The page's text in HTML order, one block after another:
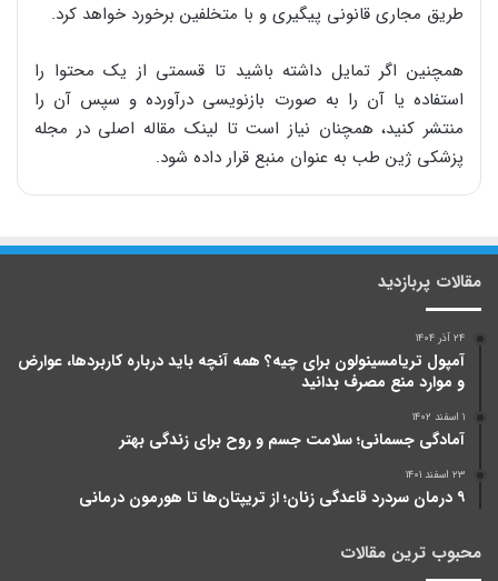
طریق مجاری قانونی پیگیری و با متخلفین برخورد خواهد کرد.
همچنین اگر تمایل داشته باشید تا قسمتی از یک محتوا را
استفاده یا آن را به صورت بازنویسی درآورده و سپس آن را
منتشر کنید، همچنان نیاز است تا لینک مقاله اصلی در مجله
پزشکی ژین طب به عنوان منبع قرار داده شود.
مقالات پربازدید
۲۴ آذر ۱۴۰۴
آمپول تریامسینولون برای چیه؟ همه آنچه باید درباره کاربردها، عوارض
و موارد منع مصرف بدانید
۱ اسفند ۱۴۰۲
آمادگی جسمانی؛ سلامت جسم و روح برای زندگی بهتر
۲۳ اسفند ۱۴۰۱
۹ درمان سردرد قاعدگی زنان؛ از تریپتان‌ها تا هورمون درمانی
محبوب ترین مقالات